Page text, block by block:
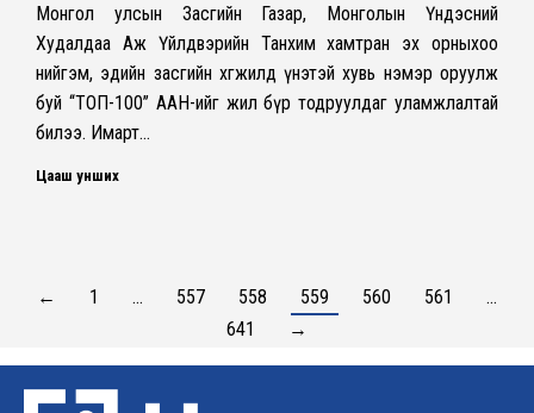
Монгол улсын Засгийн Газар, Монголын Үндэсний
Худалдаа Аж Үйлдвэрийн Танхим хамтран эх орныхоо
нийгэм, эдийн засгийн хөгжилд үнэтэй хувь нэмэр оруулж
буй ‘‘ТОП-100’’ ААН-ийг жил бүр тодруулдаг уламжлалтай
билээ. Имарт…
Цааш унших
← 1 … 557 558 559 560 561
…
641
→